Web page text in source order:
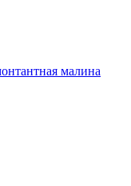
малина